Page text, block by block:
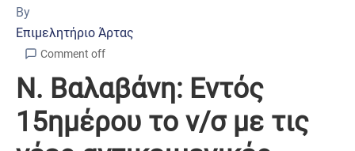
By
Επιμελητήριο Άρτας
Comment off
Ν. Βαλαβάνη: Εντός
15ημέρου το ν/σ με τις